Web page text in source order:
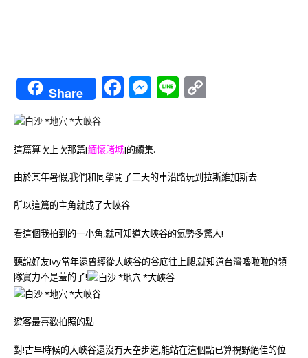
Share Facebook
Messenger
Line
這篇算次上次那篇[緬懷賭城]的續集.
由於某年暑假,我們和同學開了二天的車沿路玩到拉斯維加斯去.
所以這篇的主角就成了大峽谷
看這個我拍到的一小角,就可知道大峽谷的氣勢多驚人!
聽說好友Ivy當年還曾經從大峽谷的谷底往上爬,就知道台灣嚕啦啦的領
隊實力不是蓋的了!
遊客最喜歡拍照的點
對!古早時候的大峽谷還沒有天空步道,能站在這個點已算視野絕佳的位